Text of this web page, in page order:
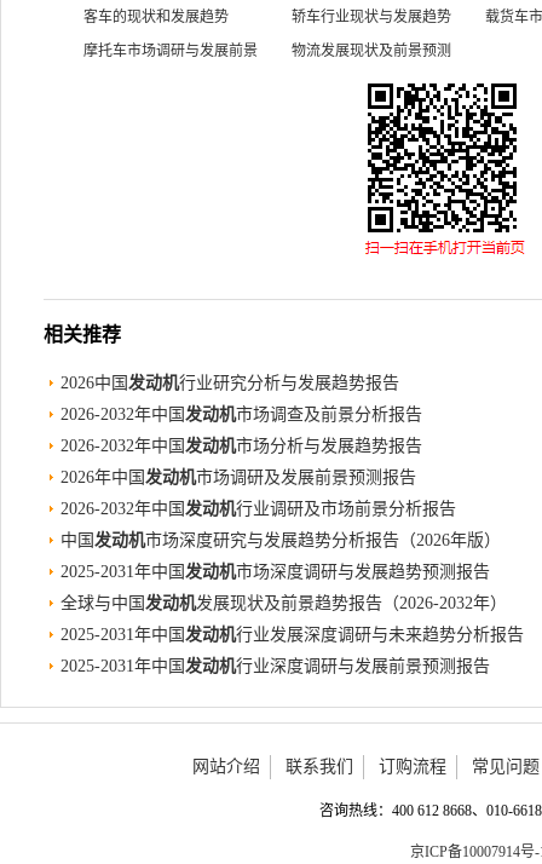
客车的现状和发展趋势
轿车行业现状与发展趋势
载货车
摩托车市场调研与发展前景
物流发展现状及前景预测
相关推荐
2026中国 发动机行业研究分析与发展趋势报告
2026-2032年中国 发动机市场调查及前景分析报告
2026-2032年中国 发动机市场分析与发展趋势报告
2026年中国 发动机市场调研及发展前景预测报告
2026-2032年中国 发动机行业调研及市场前景分析报告
中国 发动机市场深度研究与发展趋势分析报告（2026年版）
2025-2031年中国 发动机市场深度调研与发展趋势预测报告
全球与中国 发动机发展现状及前景趋势报告（2026-2032年）
2025-2031年中国 发动机行业发展深度调研与未来趋势分析报告
2025-2031年中国 发动机行业深度调研与发展前景预测报告
网站介绍 联系我们 订购流程 常见问题
咨询热线：400 612 8668、010-
京ICP备10007914号-